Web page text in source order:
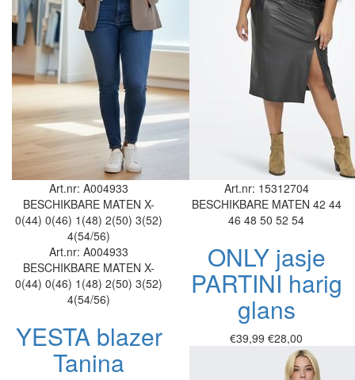
Art.nr: A004933
BESCHIKBARE MATEN X-
0(44) 0(46) 1(48) 2(50) 3(52)
4(54/56)
Art.nr: A004933
BESCHIKBARE MATEN X-
0(44) 0(46) 1(48) 2(50) 3(52)
4(54/56)
YESTA blazer
Tanina
Art.nr: 15312704
BESCHIKBARE MATEN 42 44
46 48 50 52 54
ONLY jasje
PARTINI harig
glans
€39,99 €28,00